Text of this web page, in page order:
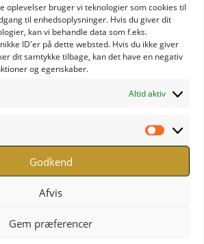
oplevelser bruger vi teknologier som cookies til
til enhedsoplysninger. Hvis du giver dit
kan vi behandle data som f.eks.
ID'er på dette websted. Hvis du ikke giver
dit samtykke tilbage, kan det have en negativ
og egenskaber.
Altid aktiv
Godkend
Afvis
Gem præferencer
rum for fordybelse. Derfor er der
på dette retreat. Så tilmeld dig i god
på din plads.